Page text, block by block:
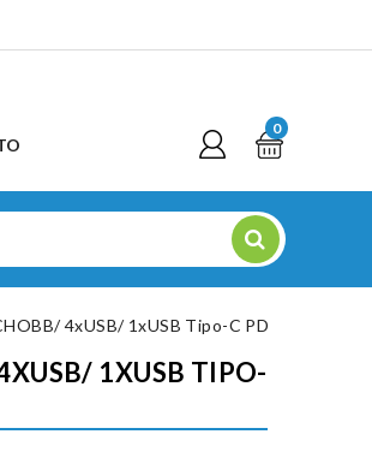
0
4xUSB/ 1xUSB Tipo-C PD
1XUSB TIPO-